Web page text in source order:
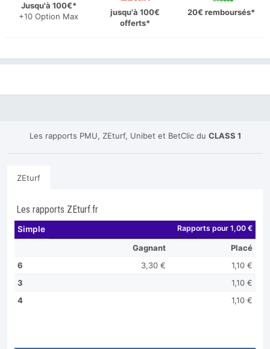
Jusqu'à 100€*
+10 Option Max
jusqu'à 100€
offerts*
20€ remboursés*
Les rapports PMU, ZEturf, Unibet et BetClic du CLASS 1
ZEturf
Les rapports ZEturf.fr
Simple Rapports pour 1,00 €
Gagnant
Placé
6
3,30 €
1,10 €
3
1,10 €
4
1,10 €